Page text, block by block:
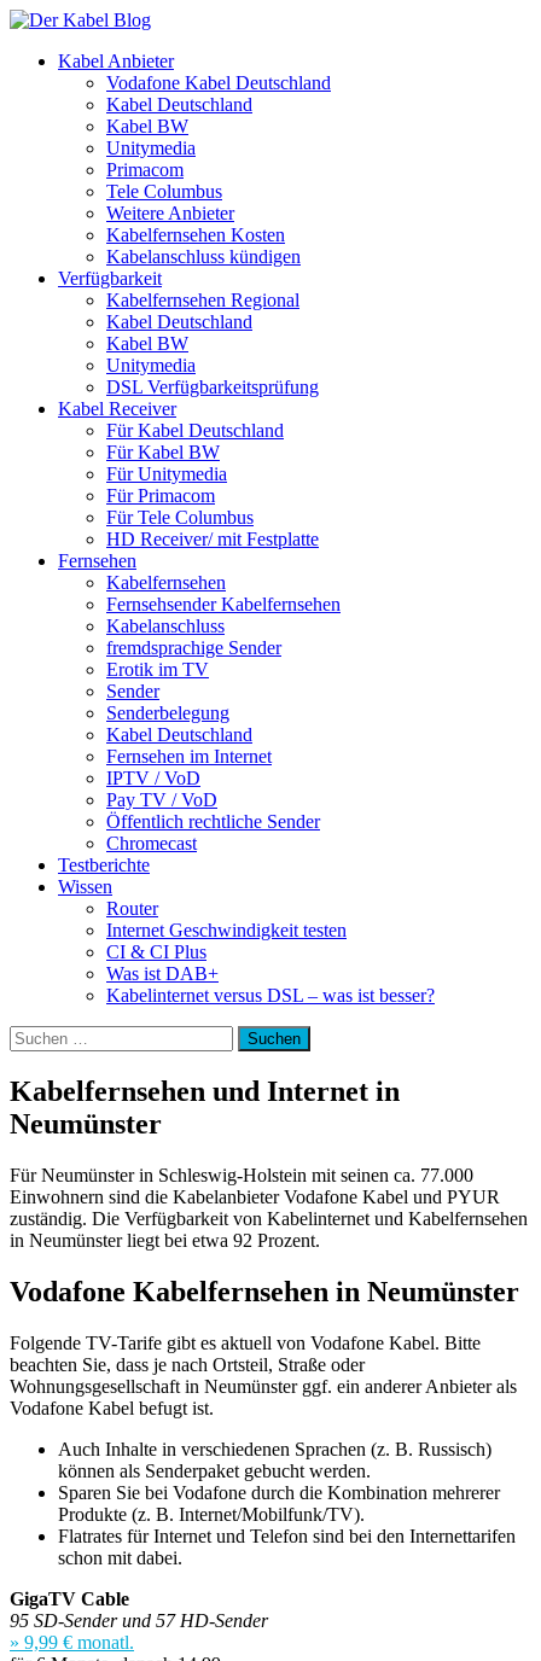
Kabel Anbieter
Vodafone Kabel Deutschland
Kabel Deutschland
Kabel BW
Unitymedia
Primacom
Tele Columbus
Weitere Anbieter
Kabelfernsehen Kosten
Kabelanschluss kündigen
Verfügbarkeit
Kabelfernsehen Regional
Kabel Deutschland
Kabel BW
Unitymedia
DSL Verfügbarkeitsprüfung
Kabel Receiver
Für Kabel Deutschland
Für Kabel BW
Für Unitymedia
Für Primacom
Für Tele Columbus
HD Receiver/ mit Festplatte
Fernsehen
Kabelfernsehen
Fernsehsender Kabelfernsehen
Kabelanschluss
fremdsprachige Sender
Erotik im TV
Sender
Senderbelegung
Kabel Deutschland
Fernsehen im Internet
IPTV / VoD
Pay TV / VoD
Öffentlich rechtliche Sender
Chromecast
Testberichte
Wissen
Router
Internet Geschwindigkeit testen
CI & CI Plus
Was ist DAB+
Kabelinternet versus DSL – was ist besser?
Suchen
nach:
Kabelfernsehen und Internet in
Neumünster
Für Neumünster in Schleswig-Holstein mit seinen ca. 77.000
Einwohnern sind die Kabelanbieter Vodafone Kabel und PYUR
zuständig. Die Verfügbarkeit von Kabelinternet und Kabelfernsehen
in Neumünster liegt bei etwa 92 Prozent.
Vodafone Kabelfernsehen in Neumünster
Folgende TV-Tarife gibt es aktuell von Vodafone Kabel. Bitte
beachten Sie, dass je nach Ortsteil, Straße oder
Wohnungsgesellschaft in Neumünster ggf. ein anderer Anbieter als
Vodafone Kabel befugt ist.
Auch Inhalte in verschiedenen Sprachen (z. B. Russisch)
können als Senderpaket gebucht werden.
Sparen Sie bei Vodafone durch die Kombination mehrerer
Produkte (z. B. Internet/Mobilfunk/TV).
Flatrates für Internet und Telefon sind bei den Internettarifen
schon mit dabei.
GigaTV Cable
95 SD-Sender und 57 HD-Sender
» 9,99 € monatl.